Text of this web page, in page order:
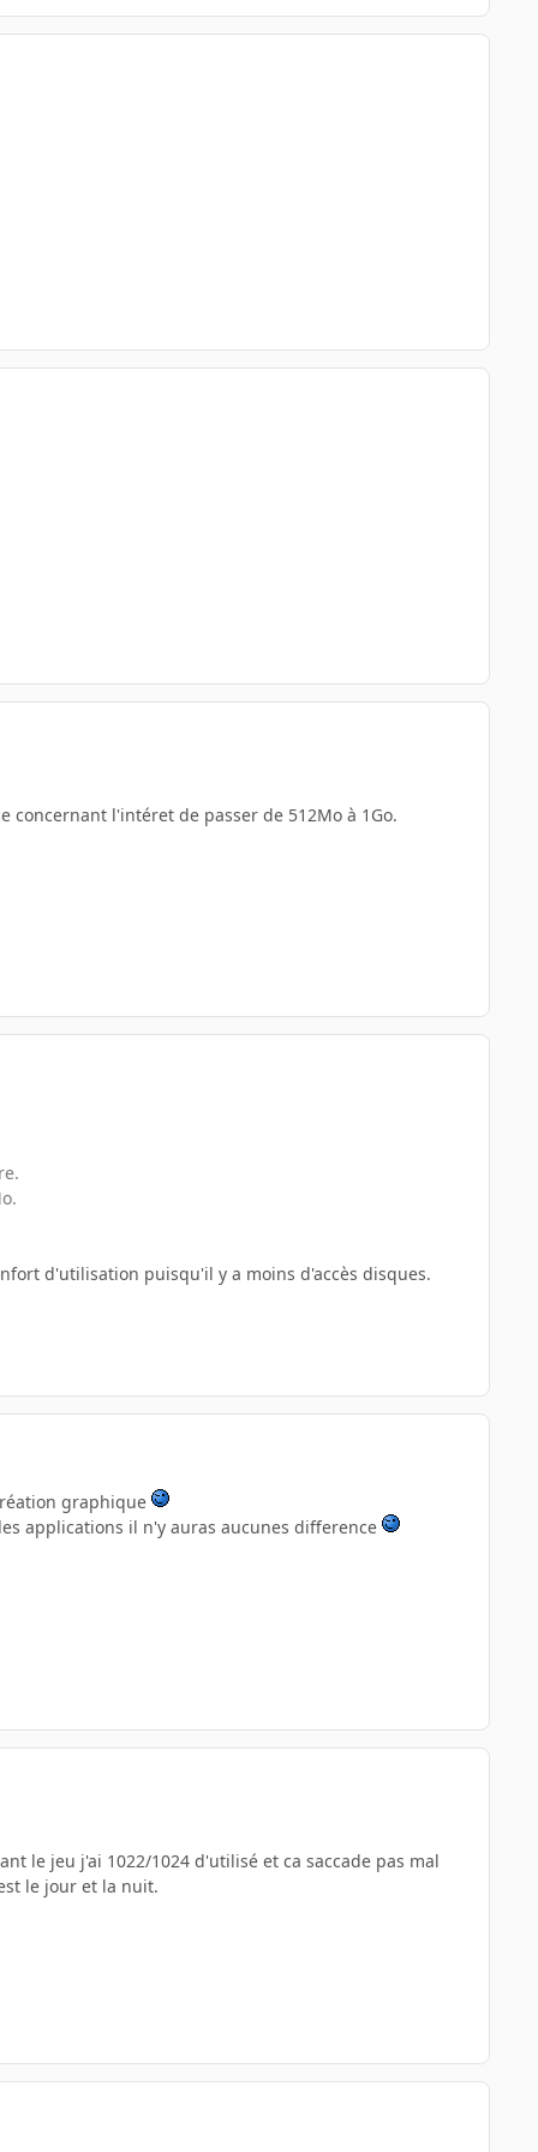
concernant l'intéret de passer de 512Mo à 1Go.
d'utilisation puisqu'il y a moins d'accès disques.
graphique
applications il n'y auras aucunes difference
le jeu j'ai 1022/1024 d'utilisé et ca saccade pas mal
le jour et la nuit.